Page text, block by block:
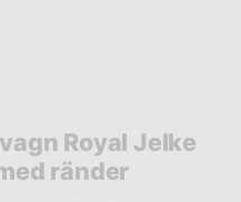
Royal Jelke
ränder